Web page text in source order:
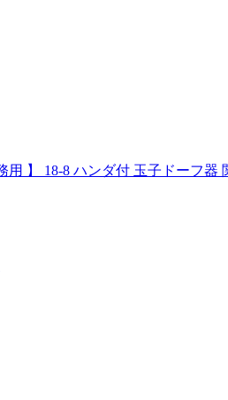
用 】 18-8 ハンダ付 玉子ドーフ器